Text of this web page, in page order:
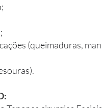
(queimaduras,